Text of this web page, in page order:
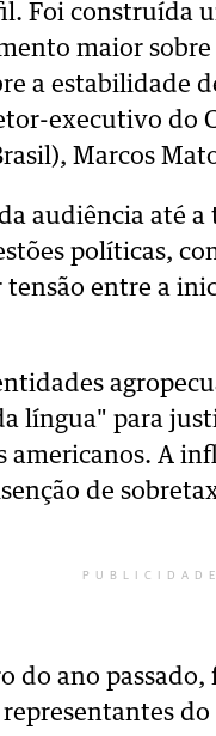
Foi construída
maior sobre
a estabilidade
executivo do
Marcos
audiência até
políticas,
entre a
língua" para
americanos. A
de
PUBLICIDADE
do ano